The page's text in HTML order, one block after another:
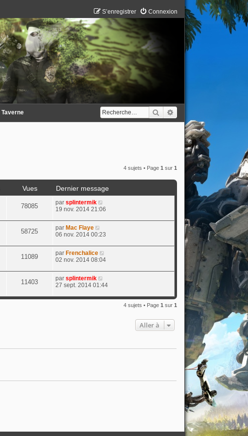
Connexion
S’enregistrer
Rechercher
Taverne
4 sujets • Page 1 sur 1
Vues
Dernier message
78085 par splintermik
19 nov. 2014 21:06
58725 par Mac Flaye
06 nov. 2014 00:23
11089 par Frenchalice
02 nov. 2014 08:04
11403 par splintermik
27 sept. 2014 01:44
4 sujets • Page 1 sur 1
Aller à